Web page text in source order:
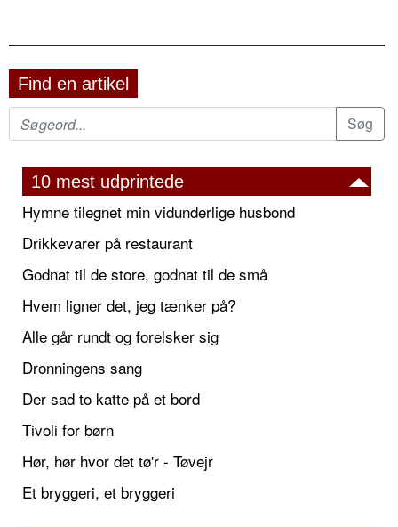
Find en artikel
10 mest udprintede
Hymne tilegnet min vidunderlige husbond
Drikkevarer på restaurant
Godnat til de store, godnat til de små
Hvem ligner det, jeg tænker på?
Alle går rundt og forelsker sig
Dronningens sang
Der sad to katte på et bord
Tivoli for børn
Hør, hør hvor det tø'r - Tøvejr
Et bryggeri, et bryggeri